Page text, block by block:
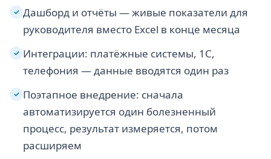
✓ Дашборд и отчёты — живые показатели для
руководителя вместо Excel в конце месяца
✓ Интеграции: платёжные системы, 1С,
телефония — данные вводятся один раз
✓ Поэтапное внедрение: сначала
автоматизируется один болезненный
процесс, результат измеряется, потом
расширяем